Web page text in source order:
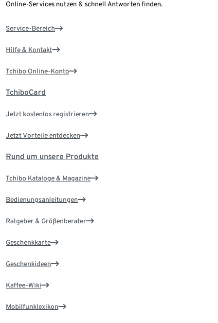
Online-Services nutzen & schnell Antworten finden.
Service-Bereich
Hilfe & Kontakt
Tchibo Online-Konto
TchiboCard
Jetzt kostenlos registrieren
Jetzt Vorteile entdecken
Rund um unsere Produkte
Tchibo Kataloge & Magazine
Bedienungsanleitungen
Ratgeber & Größenberater
Geschenkkarte
Geschenkideen
Kaffee-Wiki
Mobilfunklexikon